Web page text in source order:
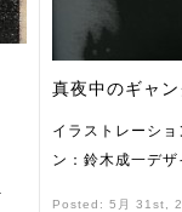
真夜中のギャ
イラストレーシ
ン：鈴木成一デザ
Posted: 5月 31st,